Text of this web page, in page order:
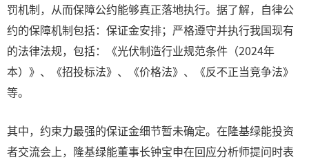
罚机制，从而保障公约能够真正落地执行。据了解，自律公
约的保障机制包括：保证金安排；严格遵守并执行我国现有
的法律法规，包括：《光伏制造行业规范条件（2024年
本）》、《招投标法》、《价格法》、《反不正当竞争法》
等。
其中，约束力最强的保证金细节暂未确定。在隆基绿能投资
者交流会上，隆基绿能董事长钟宝申在回应分析师提问时表